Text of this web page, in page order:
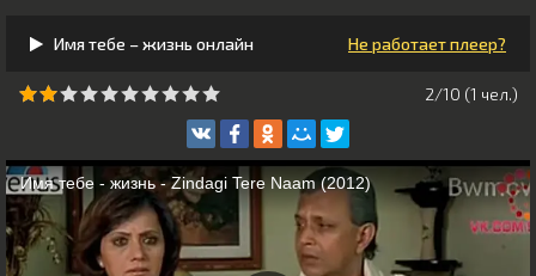
Имя тебе – жизнь онлайн Не работает плеер?
2/10 (1 чeл.)